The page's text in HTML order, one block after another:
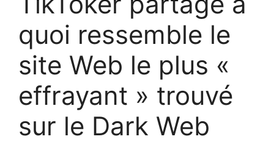
quoi ressemble le
site Web le plus «
effrayant » trouvé
sur le Dark Web